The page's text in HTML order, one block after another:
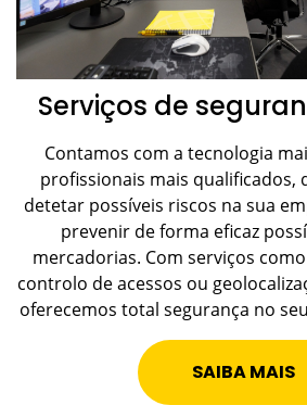
Serviços de
Contamos com a tecnologia
profissionais mais qualificados,
detetar possíveis riscos na sua
prevenir de forma eficaz
mercadorias. Com serviços
controlo de acessos ou
oferecemos total segurança no
SAIBA MAIS